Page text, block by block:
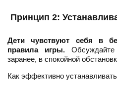
Принцип 2:
Дети чувствуют себя в
правила игры.Обсуждайте
заранее, в спокойной
Как эффективно